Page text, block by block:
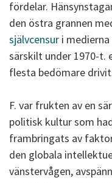
fördelar.
den östra grannen
självcensur i
särskilt under 1970-t.
flesta bedömare
F. var frukten av en
politisk kultur som
frambringats av
den globala
vänstervågen,